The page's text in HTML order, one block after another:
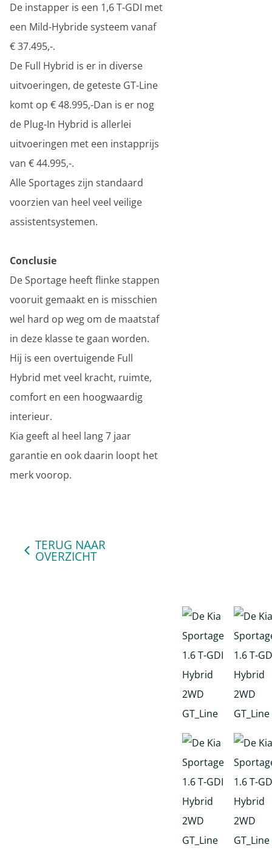
De instapper is een 1,6 T-GDI met
een Mild-Hybride systeem vanaf
€ 37.495,-.
De Full Hybrid is er in diverse
uitvoeringen, de geteste GT-Line
komt op € 48.995,-Dan is er nog
de Plug-In Hybrid is allerlei
uitvoeringen met een instapprijs
van € 44.995,-.
Alle Sportages zijn standaard
voorzien van heel veel veilige
assistentsystemen.
Conclusie
De Sportage heeft flinke stappen
vooruit gemaakt en is misschien
wel hard op weg om de maatstaf
in deze klasse te gaan worden.
Hij is een overtuigende Full
Hybrid met veel kracht, ruimte,
comfort en een hoogwaardig
interieur.
Kia geeft al heel lang 7 jaar
garantie en ook daarin loopt het
merk voorop.
TERUG NAAR
OVERZICHT